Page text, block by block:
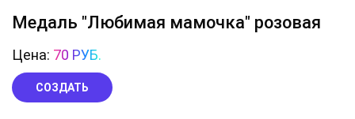
Медаль "Любимая мамочка" розовая
Цена: 70 РУБ.
СОЗДАТЬ